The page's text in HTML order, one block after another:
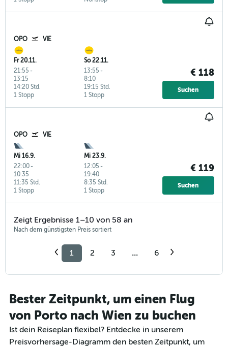
OPO VIE
Fr 20.11.
21:55 -
13:15
1 Stopp
14:20 Std.
So 22.11.
13:55 -
8:10
1 Stopp
19:15 Std.
€ 118
Suchen
OPO VIE
Mi 16.9.
22:00-
10:35
1 Stopp
11:35 Std.
Mi 23.9.
12:05 -
19:40
1 Stopp
8:35 Std.
€ 119
Suchen
Zeigt Ergebnisse 1–10 von 58 an
Nach dem günstigsten Preis sortiert
1 2 3 ... 6
Bester Zeitpunkt, um einen Flug
von Porto nach Wien zu buchen
Ist dein Reiseplan flexibel? Entdecke in unserem
Preisvorhersage-Diagramm den besten Zeitpunkt, um